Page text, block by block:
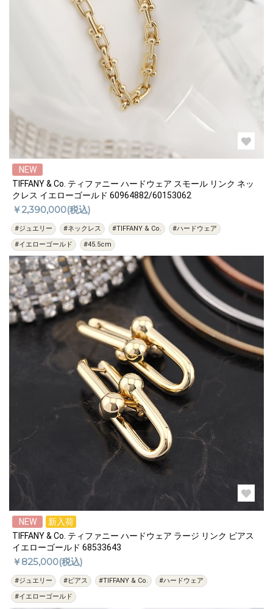
NEW
TIFFANY & Co. ティファニー ハードウェア スモール リンク ネッ
クレス イエローゴールド 60964882/60153062
￥2,390,000(税込)
#ジュエリー #ネックレス #TIFFANY & Co.
#ハードウェア
#イエローゴールド
#45.5cm
NEW
新入荷
TIFFANY & Co. ティファニー ハードウェア ラージ リンク ピアス
イエローゴールド 68533643
￥825,000(税込)
#ジュエリー #ピアス #TIFFANY & Co.
#ハードウェア
#イエローゴールド